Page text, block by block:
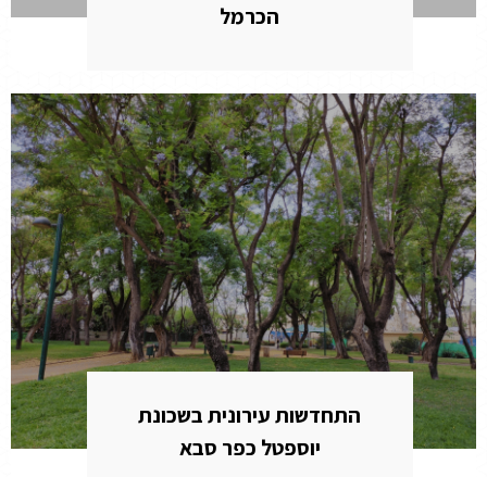
הכרמל
התחדשות עירונית בשכונת
יוספטל כפר סבא